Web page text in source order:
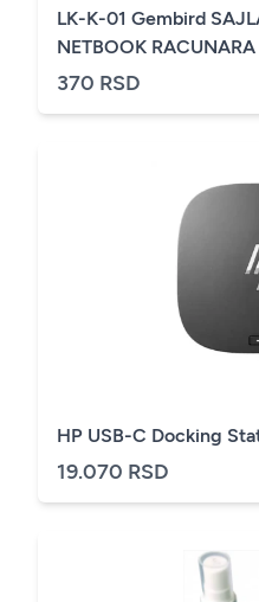
LK-K-01 Gembird
NETBOOK
370 RSD
HP USB-C Docking
19.070 RSD